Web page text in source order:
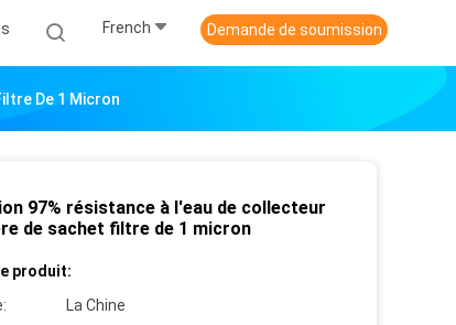
French Demande de soumission
De 1 Micron
97% résistance à l'eau de collecteur
de sachet filtre de 1 micron
produit:
La Chine